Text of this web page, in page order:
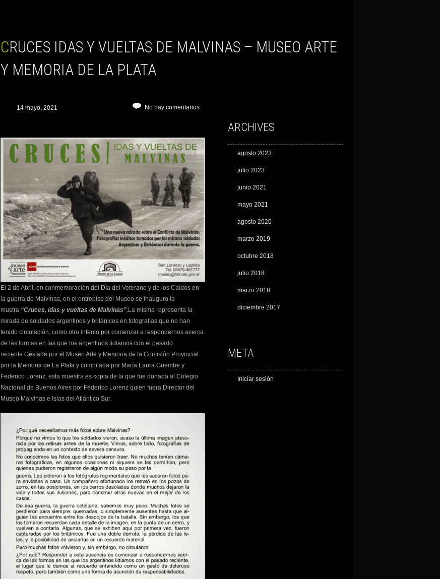
CRUCES IDAS Y VUELTAS DE MALVINAS – MUSEO ARTE
Y MEMORIA DE LA PLATA
14 mayo, 2021 No hay comentarios
El 2 de Abril, en conmemoración del Día del Veterano y de los Caídos en
la guerra de Malvinas, en el entrepiso del Museo se inauguro la
mustra “Cruces, idas y vueltas de Malvinas”.La misma representa la
mirada de soldados argentinos y británicos en fotografías que no han
tenido circulación, como otro intento por comenzar a respondernos acerca
de las formas en las que los argentinos lidiamos con el pasado
reciente.Gestada por el Museo Arte y Memoria de la Comisión Provincial
por la Memoria de La Plata y compilada por María Laura Guembe y
Federico Lorenz, esta muestra es copia de la que fue donada al Colegio
Nacional de Buenos Aires por Federico Lorenz quien fuera Director del
Museo Malvinas e Islas del Atlántico Sur.
ARCHIVES
agosto 2023
julio 2023
junio 2021
mayo 2021
agosto 2020
marzo 2019
octubre 2018
julio 2018
marzo 2018
diciembre 2017
META
Iniciar sesión